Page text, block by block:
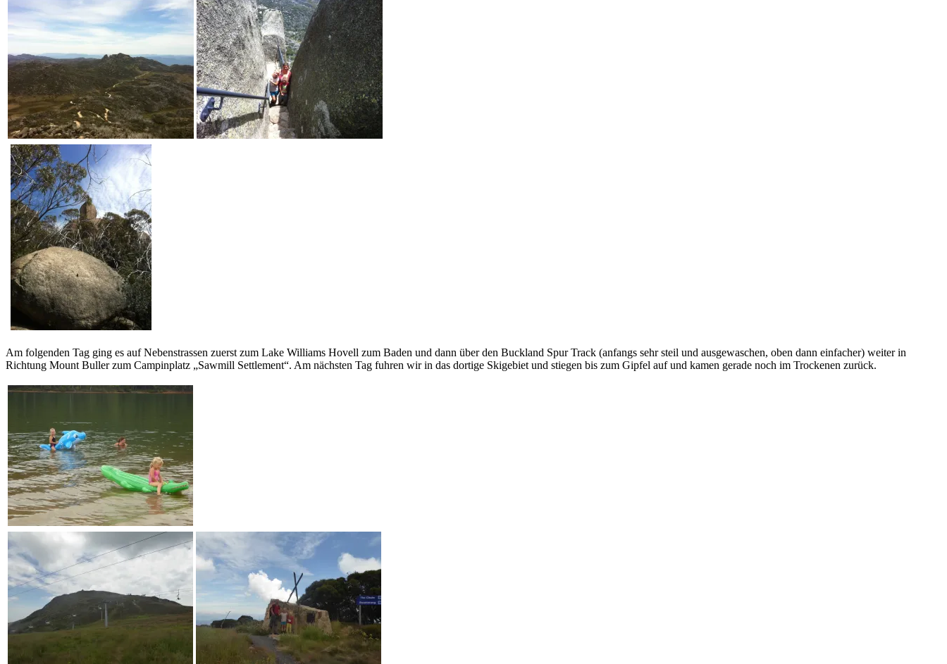
Am folgenden Tag ging es auf Nebenstrassen zuerst zum Lake Williams Hovell zum Baden und dann über den Buckland Spur Track (anfangs sehr steil und ausgewaschen, oben dann einfacher) weiter in
Richtung Mount Buller zum Campinplatz „Sawmill Settlement“. Am nächsten Tag fuhren wir in das dortige Skigebiet und stiegen bis zum Gipfel auf und kamen gerade noch im Trockenen zurück.